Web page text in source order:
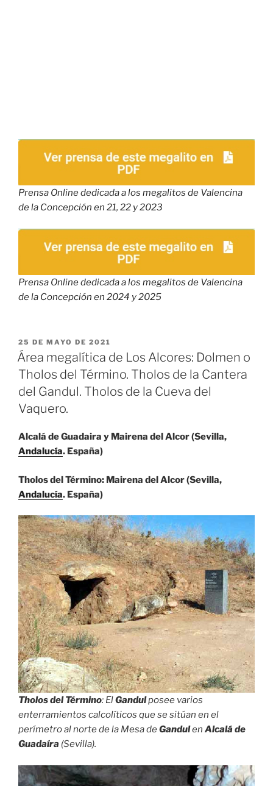
Prensa Online dedicada a los megalitos de Valencina
de la Concepción en 21, 22 y 2023
Prensa Online dedicada a los megalitos de Valencina
de la Concepción en 2024 y 2025
PUBLICADO
EL
25 DE MAYO DE 2021
Área megalítica de Los Alcores: Dolmen o
Tholos del Término. Tholos de la Cantera
del Gandul. Tholos de la Cueva del
Vaquero.
Alcalá de Guadaira y Mairena del Alcor (Sevilla,
Andalucía. España)
Tholos del Término: Mairena del Alcor (Sevilla,
Andalucía. España)
Tholos del Término: ElGandulposee varios
enterramientos calcolíticos que se sitúan en el
perímetro al norte de la Mesa deGandulen Alcalá de
Guadaíra (Sevilla).